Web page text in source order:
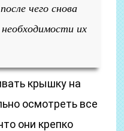
чего снова
их
крышку на
осмотреть все
они крепко